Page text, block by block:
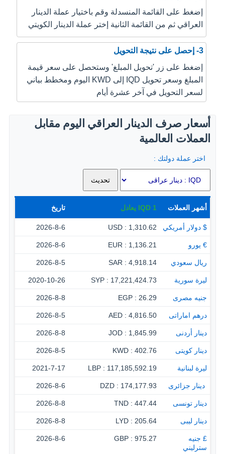
إضغط على القائمة المنسدلة وقم باختيار عملة الدينار
العراقي ثم من القائمة الثانية إختر عملة الدينار الكويتي
3- إحصل على نتيجة التحويل
إضغط على زر 'تحويل المبلغ' وستحصل على سعر قيمة
المبلغ وسعر تحويل IQD إلى KWD اليوم ومخطط بياني
لسعر التحويل في آخر عشرة أيام
أسعار صرف الدينار العراقي اليوم مقابل
العملات العالمية
اختر عملة دولتك :
أشهر العملات 1
IQD يعادل تاريخ
$ دولار أمريكي 1,310.62 : USD
2026-8-6
€ يورو 1,136.21 : EUR
2026-8-6
ريال سعودي 4,918.14 : SAR
2026-8-5
ليرة سورية 17,221,424.73 : SYP
2020-10-26
جنيه مصرى 26.29 : EGP
2026-8-8
درهم اماراتى 4,816.50 : AED
2026-8-5
دينار أردنى 1,845.99 : JOD
2026-8-8
دينار كويتى 402.76 : KWD
2026-8-5
ليرة لبنانية 117,185,592.19 : LBP
2021-7-17
‏ دينار جزائرى 174,177.93 : DZD
2026-8-6
دينار تونسى 447.44 : TND
2026-8-8
دينار ليبى 205.64 : LYD
2026-8-8
£ جنيه
سترليني
975.27 : GBP
2026-8-6